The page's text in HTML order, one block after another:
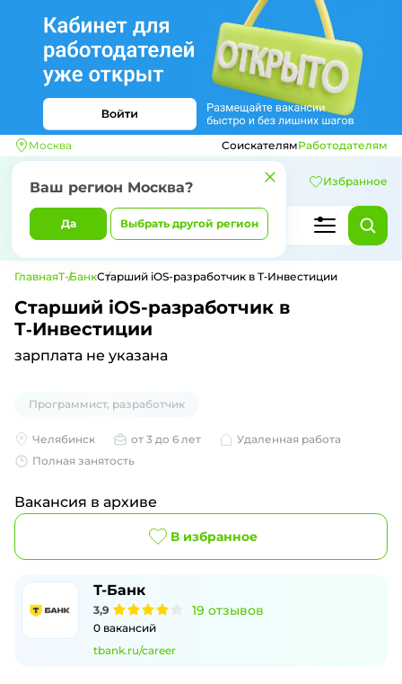
Москва
Ваш регион Москва?
Да Выбрать другой регион
СоискателямРаботодателям
Избранное
ГлавнаяТ-БанкСтарший iOS-разработчик в Т‑Инвестиции
Старший iOS-разработчик в
Т‑Инвестиции
зарплата не указана
Программист, разработчик
Челябинск от 3 до 6 лет
Удаленная работа
Полная занятость
Вакансия в архиве
В избранное
Т-Банк
3,9 19 отзывов
0 вакансий
tbank.ru/career